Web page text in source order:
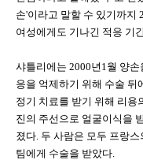
손'이라고 말할 수 있기까지
여성에게도 기나긴 적응 기
샤틀리에는 2000년1월 양
응을 억제하기 위해 수술 뒤
정기 치료를 받기 위해 리용
진의 주선으로 얼굴이식을
졌다. 두 사람은 모두 프랑
팀에게 수술을 받았다.